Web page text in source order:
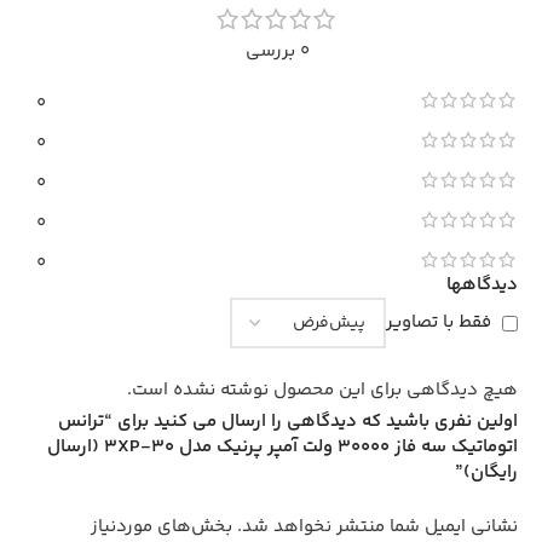
و خطوط تولید در شرایط ناپایدار شبکه برق نیز بدون اختلال ادامه
مشخصات فنی ترانس اتوماتیک سه فاز
پرنیک مدل 3XP-30000
برند
مدل
3XP-30000
ظرفیت
30000 ولت آمپر (30 کاوا)
جریان خروجی
40 آمپر در هر فاز
کنترل
0 بررسی
0
0
0
0
0
دیدگاهها
فقط با تصاویر
هیچ دیدگاهی برای این محصول نوشته نشده است.
اولین نفری باشید که دیدگاهی را ارسال می کنید برای “ترانس
اتوماتیک سه فاز 30000 ولت آمپر پرنیک مدل 3XP-30 (ارسال
رایگان)”
نشانی ایمیل شما منتشر نخواهد شد. بخش‌های موردنیاز